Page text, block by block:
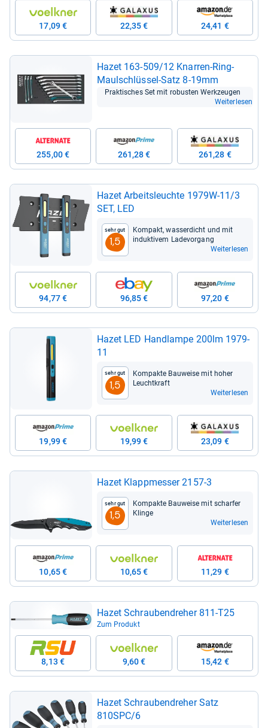
17,09 € 22,35 € 24,41 €
Hazet 163-​509/12 Knar­ren-​Ring-​
Maul­schlüs­sel-​Satz 8-​19mm
Prak­ti­sches Set mit robus­ten Werk­zeu­gen
Weiterlesen
255,00 € 261,28 € 261,28 €
Hazet Arbeits­leuchte 1979W-​11/3
SET, LED
Sehr gut
1,5
Kom­pakt, was­ser­dicht und mit
induk­ti­vem Lade­vor­gang
Weiterlesen
94,77 € 96,85 € 97,20 €
Hazet LED Hand­lampe 200lm 1979-​
11
Sehr gut
1,5
Kom­pakte Bau­weise mit hoher
Leucht­kraft
Weiterlesen
19,99 € 19,99 € 23,09 €
Hazet Klapp­mes­ser 2157-​3
Sehr gut
1,5
Kom­pakte Bau­weise mit schar­fer
Klinge
Weiterlesen
10,65 € 10,65 € 11,29 €
Hazet Schrau­ben­dre­her 811-​T25
Zum Produkt
8,13 € 9,60 € 15,42 €
Hazet Schrau­ben­dre­her Satz
810SPC/6